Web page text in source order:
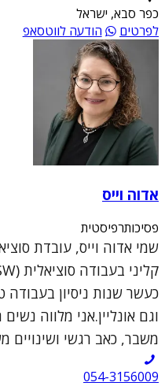
כפר סבא, ישראל
לפרטים
הודעה לווטסאפ
אדוה וייס
פסיכותרפיסטית
שמי אדוה וייס, עובדת
כעשר שנות ניסיון בעבודה
וגם אונליין.אני מלווה
משבר, כאב רגשי ושינויים
054-3156009